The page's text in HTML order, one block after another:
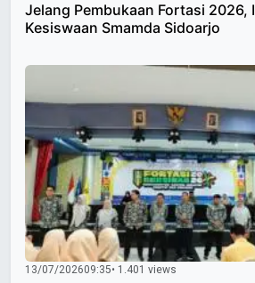
Jelang Pembukaan Fortasi 2026,
Kesiswaan Smamda Sidoarjo
13/07/202609:35• 1.401 views